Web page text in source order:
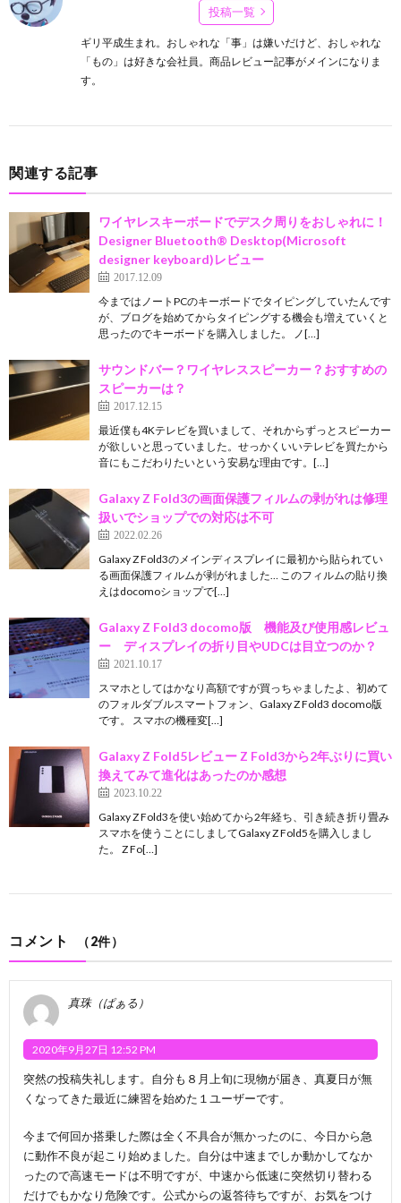
投稿一覧
ギリ平成生まれ。おしゃれな「事」は嫌いだけど、おしゃれな
「もの」は好きな会社員。商品レビュー記事がメインになりま
す。
関連する記事
ワイヤレスキーボードでデスク周りをおしゃれに！
Designer Bluetooth® Desktop(Microsoft
designer keyboard)レビュー
2017.12.09
今まではノートPCのキーボードでタイピングしていたんです
が、ブログを始めてからタイピングする機会も増えていくと
思ったのでキーボードを購入しました。 ノ[…]
サウンドバー？ワイヤレススピーカー？おすすめの
スピーカーは？
2017.12.15
最近僕も4Kテレビを買いまして、それからずっとスピーカー
が欲しいと思っていました。せっかくいいテレビを買たから
音にもこだわりたいという安易な理由です。[…]
Galaxy Z Fold3の画面保護フィルムの剥がれは修理
扱いでショップでの対応は不可
2022.02.26
Galaxy Z Fold3のメインディスプレイに最初から貼られてい
る画面保護フィルムが剥がれました… このフィルムの貼り換
えはdocomoショップで[…]
Galaxy Z Fold3 docomo版 機能及び使用感レビュ
ー ディスプレイの折り目やUDCは目立つのか？
2021.10.17
スマホとしてはかなり高額ですが買っちゃましたよ、初めて
のフォルダブルスマートフォン、Galaxy Z Fold3 docomo版
です。 スマホの機種変[…]
Galaxy Z Fold5レビュー Z Fold3から2年ぶりに買い
換えてみて進化はあったのか感想
2023.10.22
Galaxy Z Fold3を使い始めてから2年経ち、引き続き折り畳み
スマホを使うことにしましてGalaxy Z Fold5を購入しまし
た。 Z Fo[…]
コメント （2件）
真珠（ぱぁる）
2020年9月27日 12:52 PM
突然の投稿失礼します。自分も８月上旬に現物が届き、真夏日が無
くなってきた最近に練習を始めた１ユーザーです。
今まで何回か搭乗した際は全く不具合が無かったのに、今日から急
に動作不良が起こり始めました。自分は中速までしか動かしてなか
ったので高速モードは不明ですが、中速から低速に突然切り替わる
だけでもかなり危険です。公式からの返答待ちですが、お気をつけ